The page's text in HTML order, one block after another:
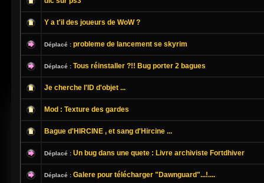
Y a t'il des joueurs de WoW ?
Déplacé : probleme de lancement se skyrim
Déplacé : Tous réinstaller ?!! Bug porter 2 bagues
Je cherche l'ID d'objet ...
Mod : Texture des gardes
Bague d'HIRCINE , et sang d'Hircine ...
Déplacé : Un bug dans une quete : Livre archiviste Fortdhiver
Déplacé : Galere pour télécharger "Dawnguard"...!....